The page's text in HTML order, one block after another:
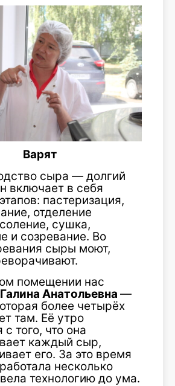
Варят
сыра — долгий
включает в себя
пастеризация,
отделение
сушка,
и созревание. Во
сыры моют,
помещении нас
Галина Анатольевна —
более четырёх
там. Её утро
с того, что она
каждый сыр,
его. За это время
несколько
технологию до ума.